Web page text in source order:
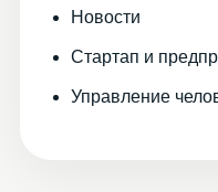
Новости
Стартап и
Управление